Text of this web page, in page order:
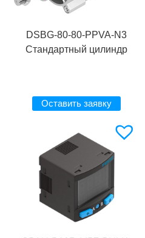
DSBG-80-80-PPVA-N3
Стандартный цилиндр
Оставить заявку